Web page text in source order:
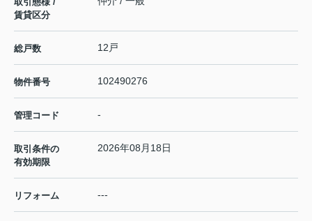
賃貸区分
総戸数 12戸
物件番号 102490276
管理コード -
取引条件の
有効期限
2026年08月18日
リフォーム ---